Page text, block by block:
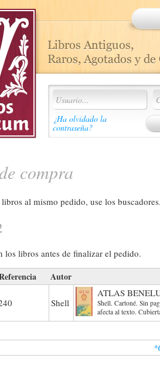
¿Ha olvidado la
contraseña?
compra
libros al mismo pedido, use los
los libros antes de finalizar el pedido.
Autor
Shell
ATLAS
Shell. Cartoné. Sin
afecta al texto.